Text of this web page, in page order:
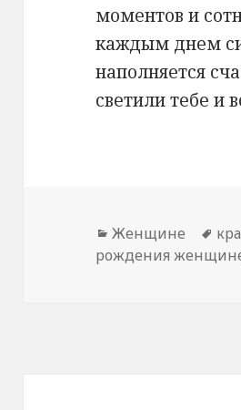
моментов и
каждым днем
наполняется
светили тебе и
Рубрики
Женщине
рождения